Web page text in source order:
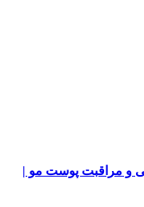
و مراقبت پوست مو |